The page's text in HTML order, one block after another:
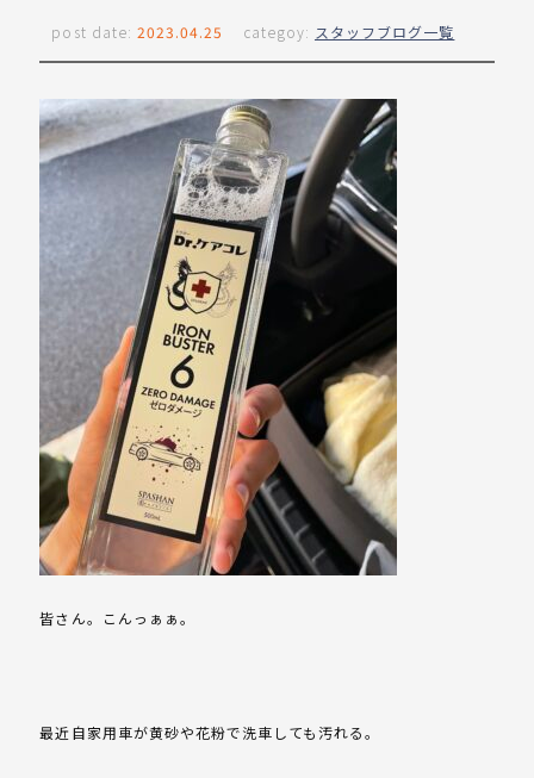
post date: 2023.04.25 categoy: スタッフブログ一覧
皆さん。こんっぁぁ。
最近自家用車が黄砂や花粉で洗車しても汚れる。